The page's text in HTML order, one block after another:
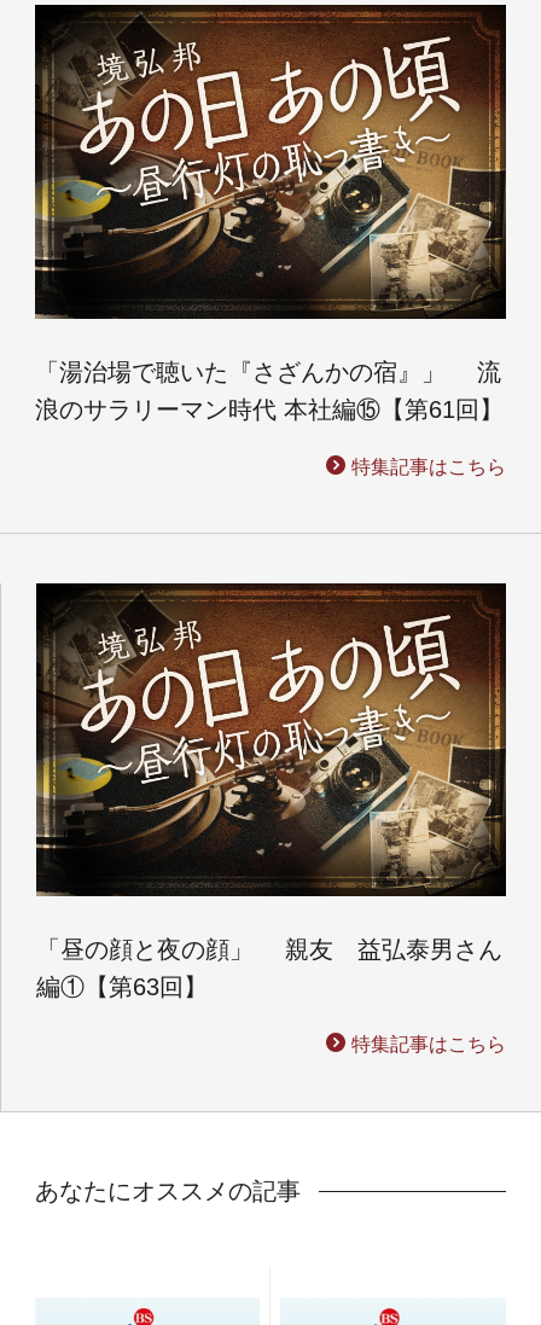
「湯治場で聴いた『さざんかの宿』」 流
浪のサラリーマン時代 本社編⑮【第61回】
特集記事はこちら
「昼の顔と夜の顔」 親友 益弘泰男さん
編①【第63回】
特集記事はこちら
あなたにオススメの記事